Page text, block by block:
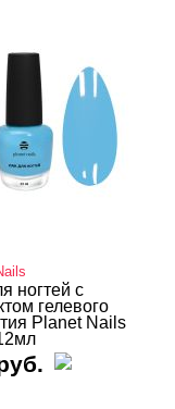
ногтей с
гелевого
Planet Nails